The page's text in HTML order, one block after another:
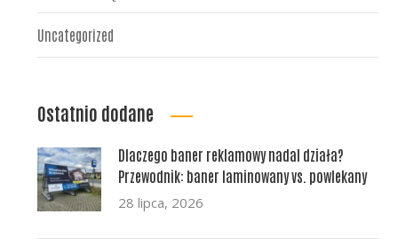
Uncategorized
Ostatnio dodane
Dlaczego baner reklamowy nadal działa?
Przewodnik: baner laminowany vs. powlekany
28 lipca, 2026